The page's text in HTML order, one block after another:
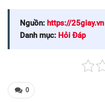
Nguồn: https://25giay.vn
Danh mục: Hỏi Đáp
0